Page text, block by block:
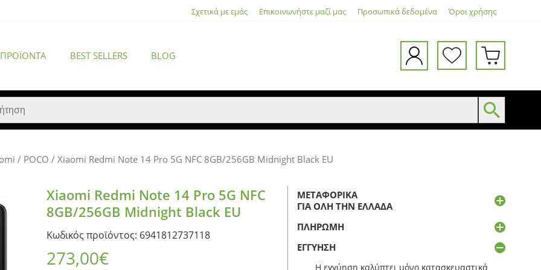
Σχετικά με εμάς Επικοινωνήστε μαζί μας Προσωπικά δεδομένα Όροι χρήσης
BEST SELLERS BLOG
ACCESSORIES
/ POCO / Xiaomi Redmi Note 14 Pro 5G NFC 8GB/256GB Midnight Black EU
Xiaomi Redmi Note 14 Pro 5G NFC
8GB/256GB Midnight Black EU
Κωδικός προϊόντος: 6941812737118
273,00€
ΜΕΤΑΦΟΡΙΚΆ
ΓΙΑ ΌΛΗ ΤΗΝ ΕΛΛΆΔΑ
ΠΛΗΡΩΜΉ
ΕΓΓΎΗΣΗ
Η εγγύηση καλύπτει μόνο κατασκευαστικά